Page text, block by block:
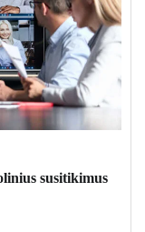
susitikimus